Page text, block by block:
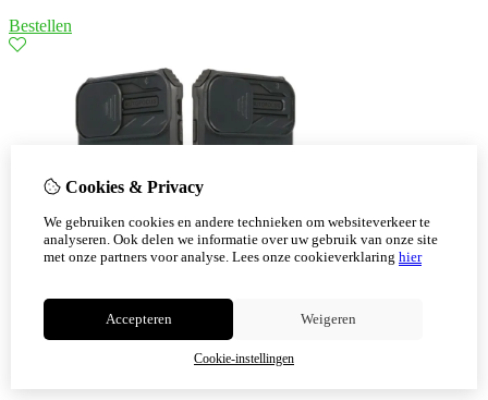
Bestellen
Cookies & Privacy
We gebruiken cookies en andere technieken om websiteverkeer te
analyseren. Ook delen we informatie over uw gebruik van onze site
met onze partners voor analyse. Lees onze cookieverklaring hier
Accepteren Weigeren
Cookie-instellingen